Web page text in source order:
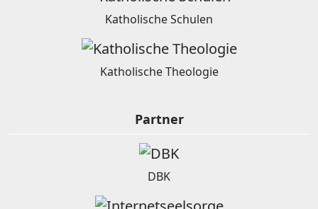
Katholische Schulen
Katholische Theologie
Partner
DBK